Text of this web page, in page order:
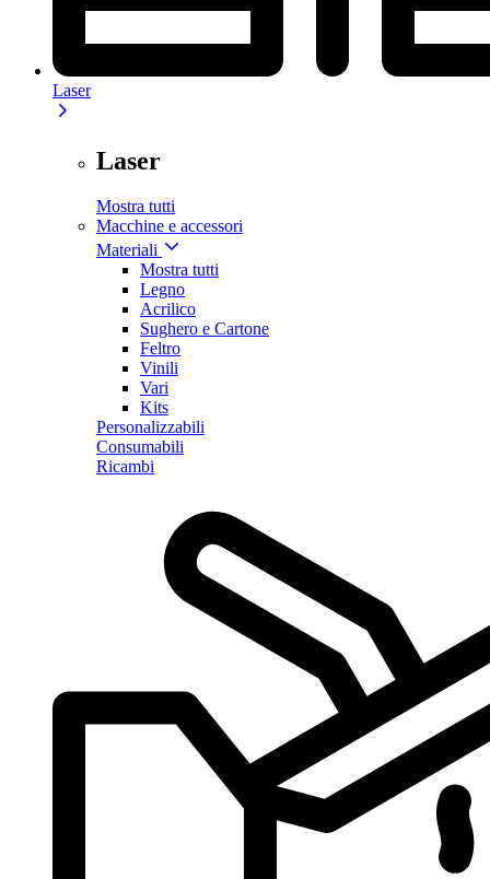
Laser
Laser
Mostra tutti
Macchine e accessori
Materiali
Mostra tutti
Legno
Acrilico
Sughero e Cartone
Feltro
Vinili
Vari
Kits
Personalizzabili
Consumabili
Ricambi